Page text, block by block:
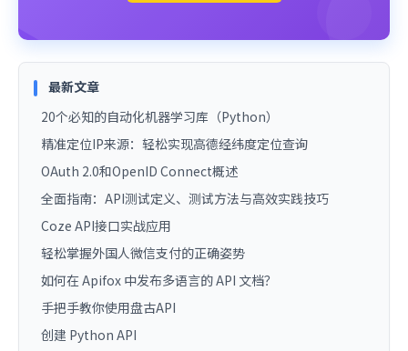
最新文章
20个必知的自动化机器学习库（Python）
精准定位IP来源：轻松实现高德经纬度定位查询
OAuth 2.0和OpenID Connect概述
全面指南：API测试定义、测试方法与高效实践技巧
Coze API接口实战应用
轻松掌握外国人微信支付的正确姿势
如何在 Apifox 中发布多语言的 API 文档？
手把手教你使用盘古API
创建 Python API